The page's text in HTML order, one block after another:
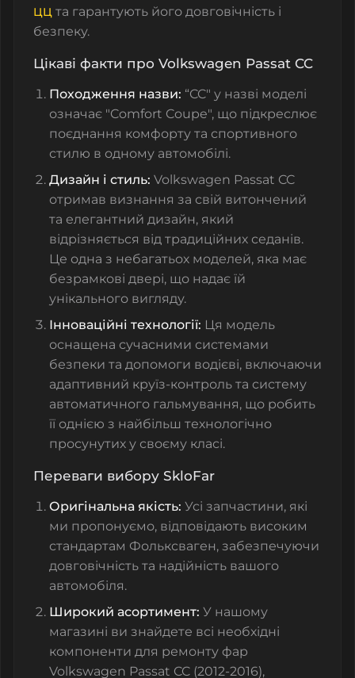
ЦЦ та гарантують його довговічність і
безпеку.
Цікаві факти про Volkswagen Passat CC
Походження назви: “CC" у назві моделі
означає "Comfort Coupe", що підкреслює
поєднання комфорту та спортивного
стилю в одному автомобілі.
Дизайн і стиль: Volkswagen Passat CC
отримав визнання за свій витончений
та елегантний дизайн, який
відрізняється від традиційних седанів.
Це одна з небагатьох моделей, яка має
безрамкові двері, що надає їй
унікального вигляду.
Інноваційні технології: Ця модель
оснащена сучасними системами
безпеки та допомоги водієві, включаючи
адаптивний круїз-контроль та систему
автоматичного гальмування, що робить
її однією з найбільш технологічно
просунутих у своєму класі.
Переваги вибору SkloFar
Оригінальна якість: Усі запчастини, які
ми пропонуємо, відповідають високим
стандартам Фольксваген, забезпечуючи
довговічність та надійність вашого
автомобіля.
Широкий асортимент: У нашому
магазині ви знайдете всі необхідні
компоненти для ремонту фар
Volkswagen Passat CC (2012-2016),